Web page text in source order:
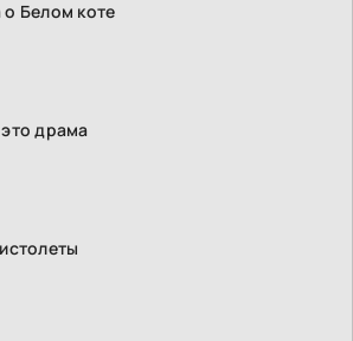
Белом коте
драма